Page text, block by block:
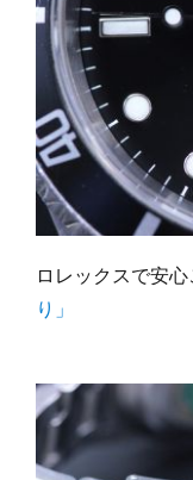
ロレックスで安
り」